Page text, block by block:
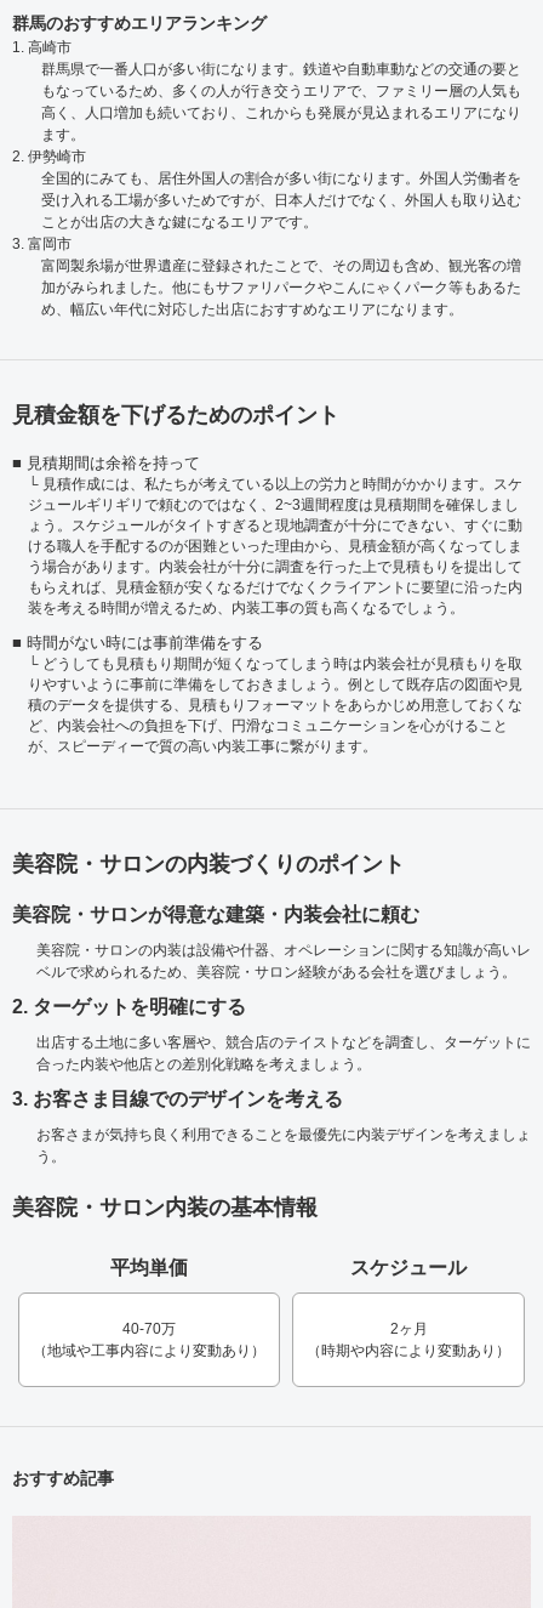
群馬のおすすめエリアランキング
1. 高崎市
群馬県で一番人口が多い街になります。鉄道や自動車動などの交通の要と
もなっているため、多くの人が行き交うエリアで、ファミリー層の人気も
高く、人口増加も続いており、これからも発展が見込まれるエリアになり
ます。
2. 伊勢崎市
全国的にみても、居住外国人の割合が多い街になります。外国人労働者を
受け入れる工場が多いためですが、日本人だけでなく、外国人も取り込む
ことが出店の大きな鍵になるエリアです。
3. 富岡市
富岡製糸場が世界遺産に登録されたことで、その周辺も含め、観光客の増
加がみられました。他にもサファリパークやこんにゃくパーク等もあるた
め、幅広い年代に対応した出店におすすめなエリアになります。
見積金額を下げるためのポイント
見積期間は余裕を持って
見積作成には、私たちが考えている以上の労力と時間がかかります。スケ
ジュールギリギリで頼むのではなく、2~3週間程度は見積期間を確保しまし
ょう。スケジュールがタイトすぎると現地調査が十分にできない、すぐに動
ける職人を手配するのが困難といった理由から、見積金額が高くなってしま
う場合があります。内装会社が十分に調査を行った上で見積もりを提出して
もらえれば、見積金額が安くなるだけでなくクライアントに要望に沿った内
装を考える時間が増えるため、内装工事の質も高くなるでしょう。
時間がない時には事前準備をする
どうしても見積もり期間が短くなってしまう時は内装会社が見積もりを取
りやすいように事前に準備をしておきましょう。例として既存店の図面や見
積のデータを提供する、見積もりフォーマットをあらかじめ用意しておくな
ど、内装会社への負担を下げ、円滑なコミュニケーションを心がけること
が、スピーディーで質の高い内装工事に繋がります。
美容院・サロンの内装づくりのポイント
美容院・サロンが得意な建築・内装会社に頼む
美容院・サロンの内装は設備や什器、オペレーションに関する知識が高いレ
ベルで求められるため、美容院・サロン経験がある会社を選びましょう。
2. ターゲットを明確にする
出店する土地に多い客層や、競合店のテイストなどを調査し、ターゲットに
合った内装や他店との差別化戦略を考えましょう。
3. お客さま目線でのデザインを考える
お客さまが気持ち良く利用できることを最優先に内装デザインを考えましょ
う。
美容院・サロン内装の基本情報
平均単価
40-70万
（地域や工事内容により変動あり）
スケジュール
2ヶ月
（時期や内容により変動あり）
おすすめ記事